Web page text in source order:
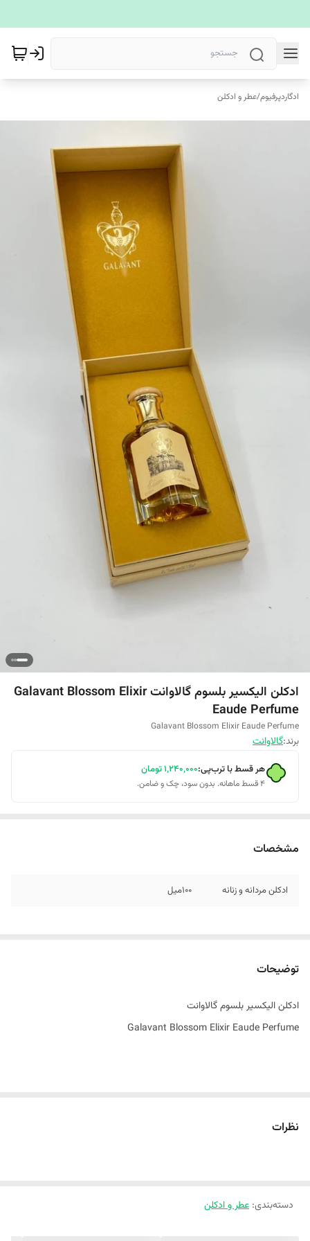
ادگاردپرفیوم/عطر و ادکلن
ادکلن الیکسیر بلسوم گالاوانت Galavant Blossom Elixir
Eaude Perfume
Galavant Blossom Elixir Eaude Perfume
برند:گالاوانت
هر قسط با ترب‌پی:۱٬۲۴۰٬۰۰۰تومان
۴ قسط ماهانه. بدون سود، چک و ضامن.
مشخصات
ادکلن مردانه و زنانه ۱۰۰میل
توضیحات
ادکلن الیکسیر بلسوم گالاوانت
Galavant Blossom Elixir Eaude Perfume
نظرات
دسته‌بندی: عطر و ادکلن